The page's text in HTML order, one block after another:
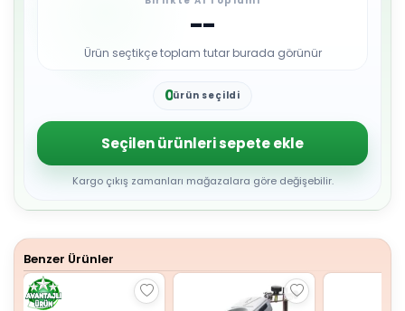
--
Ürün seçtikçe toplam tutar burada görünür
0
2
3
4
5
6
8
ürün seçildi
Seçilen ürünleri sepete ekle
Kargo çıkış zamanları mağazalara göre değişebilir.
Benzer Ürünler